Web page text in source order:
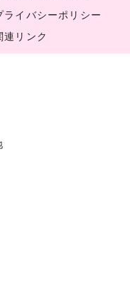
ライバシーポリシー
連リンク